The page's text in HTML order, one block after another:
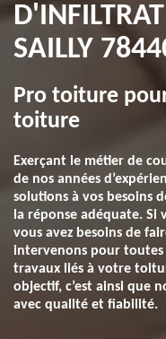
SAILLY
Pro toiture
toiture
Exerçant le métier de
de nos années
solutions à vos besoins
la réponse adéquate. Si
vous avez besoins de
intervenons pour toutes
travaux liés à votre
objectif, c’est ainsi que
avec qualité et fiabilité.